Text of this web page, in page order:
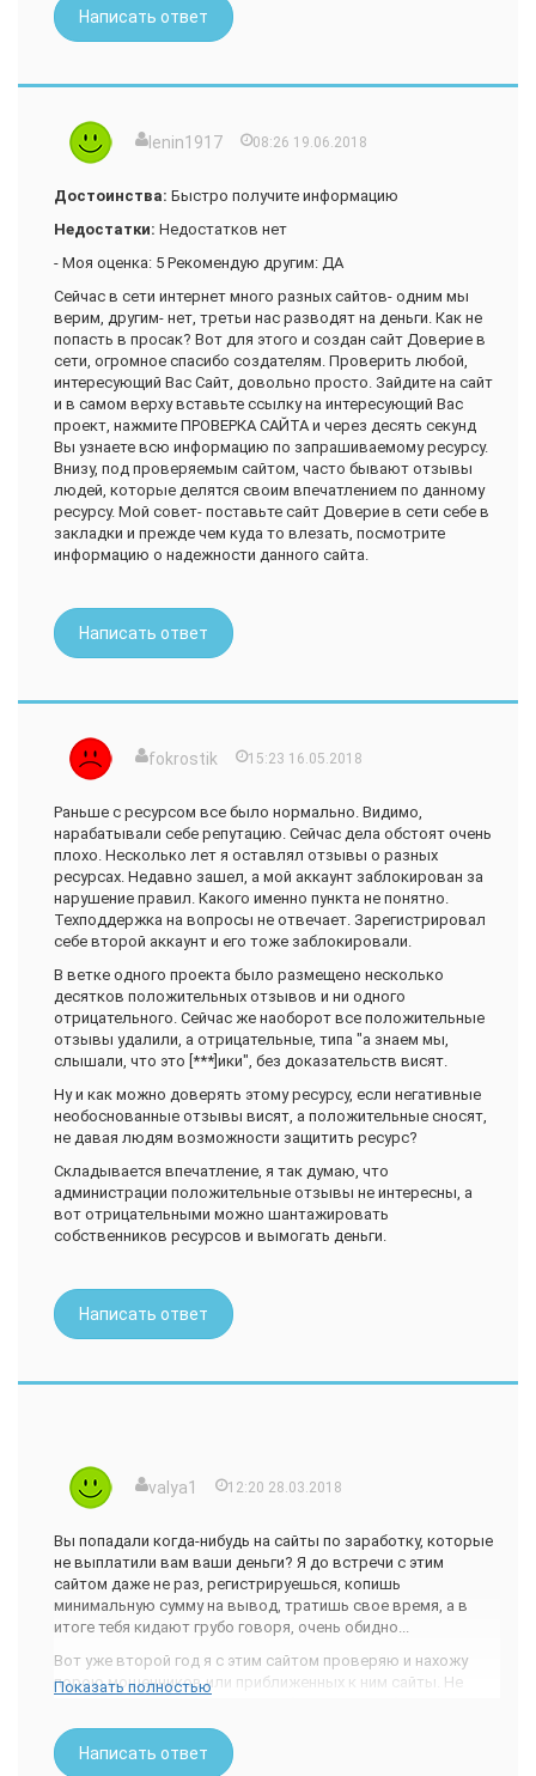
Написать ответ
lenin1917 08:26 19.06.2018
Достоинства: Быстро получите информацию
Недостатки: Недостатков нет
- Моя оценка: 5 Рекомендую другим: ДА
Сейчас в сети интернет много разных сайтов- одним мы
верим, другим- нет, третьи нас разводят на деньги. Как не
попасть в просак? Вот для этого и создан сайт Доверие в
сети, огромное спасибо создателям. Проверить любой,
интересующий Вас Сайт, довольно просто. Зайдите на сайт
и в самом верху вставьте ссылку на интересующий Вас
проект, нажмите ПРОВЕРКА САЙТА и через десять секунд
Вы узнаете всю информацию по запрашиваемому ресурсу.
Внизу, под проверяемым сайтом, часто бывают отзывы
людей, которые делятся своим впечатлением по данному
ресурсу. Мой совет- поставьте сайт Доверие в сети себе в
закладки и прежде чем куда то влезать, посмотрите
информацию о надежности данного сайта.
Написать ответ
fokrostik 15:23 16.05.2018
Раньше с ресурсом все было нормально. Видимо,
нарабатывали себе репутацию. Сейчас дела обстоят очень
плохо. Несколько лет я оставлял отзывы о разных
ресурсах. Недавно зашел, а мой аккаунт заблокирован за
нарушение правил. Какого именно пункта не понятно.
Техподдержка на вопросы не отвечает. Зарегистрировал
себе второй аккаунт и его тоже заблокировали.
В ветке одного проекта было размещено несколько
десятков положительных отзывов и ни одного
отрицательного. Сейчас же наоборот все положительные
отзывы удалили, а отрицательные, типа "а знаем мы,
слышали, что это [***]ики", без доказательств висят.
Ну и как можно доверять этому ресурсу, если негативные
необоснованные отзывы висят, а положительные сносят,
не давая людям возможности защитить ресурс?
Складывается впечатление, я так думаю, что
администрации положительные отзывы не интересны, а
вот отрицательными можно шантажировать
собственников ресурсов и вымогать деньги.
Написать ответ
valya1 12:20 28.03.2018
Вы попадали когда-нибудь на сайты по заработку, которые
не выплатили вам ваши деньги? Я до встречи с этим
сайтом даже не раз, регистрируешься, копишь
минимальную сумму на вывод, тратишь свое время, а в
итоге тебя кидают грубо говоря, очень обидно...
Вот уже второй год я с этим сайтом проверяю и нахожу
порою мошенников или приближенных к ним сайты. Не
В верхнюю строку вставляем адрес и нажимаем слово
"Проверка". после недолгого ожидания выходит результат.
Показать полностью
Написать ответ